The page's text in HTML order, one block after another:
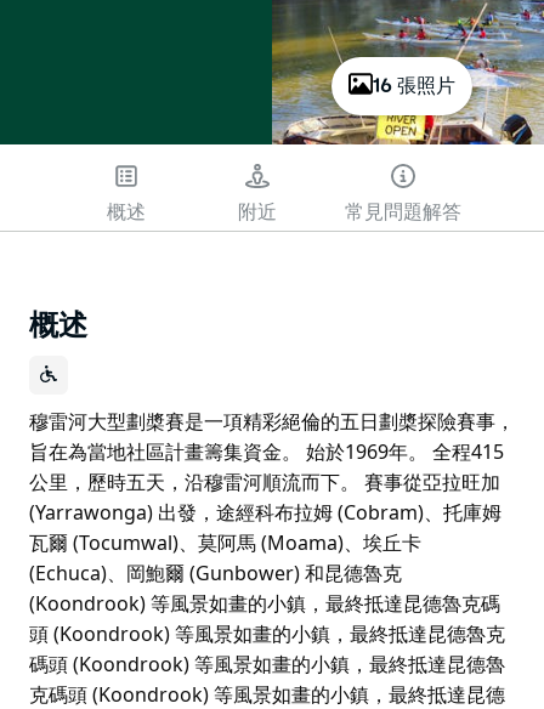
16 張照片
概述 附近 常見問題解答
概述
穆雷河大型劃槳賽是一項精彩絕倫的五日劃槳探險賽事，
旨在為當地社區計畫籌集資金。 始於1969年。 全程415
公里，歷時五天，沿穆雷河順流而下。 賽事從亞拉旺加
(Yarrawonga) 出發，途經科布拉姆 (Cobram)、托庫姆
瓦爾 (Tocumwal)、莫阿馬 (Moama)、埃丘卡
(Echuca)、岡鮑爾 (Gunbower) 和昆德魯克
(Koondrook) 等風景如畫的小鎮，最終抵達昆德魯克碼
頭 (Koondrook) 等風景如畫的小鎮，最終抵達昆德魯克
碼頭 (Koondrook) 等風景如畫的小鎮，最終抵達昆德魯
克碼頭 (Koondrook) 等風景如畫的小鎮，最終抵達昆德